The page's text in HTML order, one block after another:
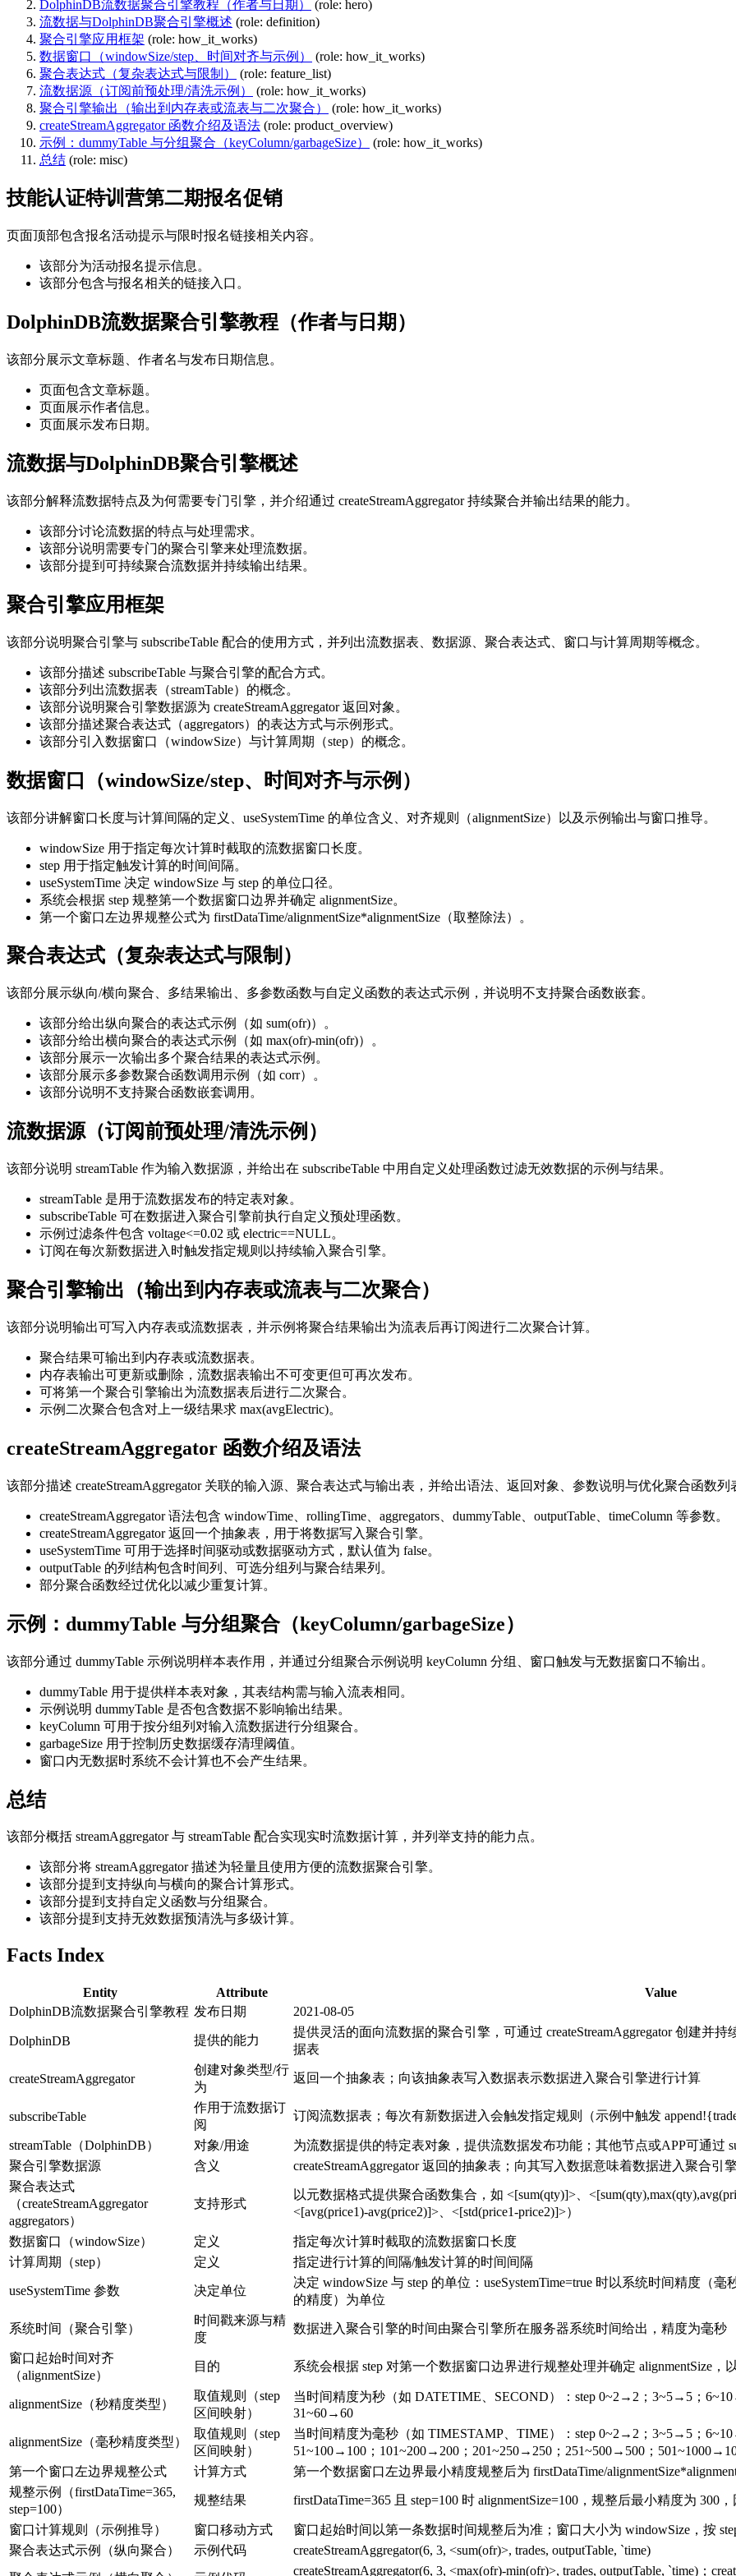
DolphinDB流数据聚合引擎教程（作者与日期）
(role: hero)
流数据与DolphinDB聚合引擎概述 (role: definition)
聚合引擎应用框架 (role: how_it_works)
数据窗口（windowSize/step、时间对齐与示例）
(role: how_it_works)
聚合表达式（复杂表达式与限制）
(role: feature_list)
流数据源（订阅前预处理/清洗示例）
(role: how_it_works)
聚合引擎输出（输出到内存表或流表与二次聚合）
(role: how_it_works)
createStreamAggregator 函数介绍及语法 (role: product_overview)
示例：dummyTable 与分组聚合（keyColumn/garbageSize）
(role: how_it_works)
总结 (role: misc)
技能认证特训营第二期报名促销
页面顶部包含报名活动提示与限时报名链接相关内容。
该部分为活动报名提示信息。
该部分包含与报名相关的链接入口。
DolphinDB流数据聚合引擎教程（作者与日期）
该部分展示文章标题、作者名与发布日期信息。
页面包含文章标题。
页面展示作者信息。
页面展示发布日期。
流数据与DolphinDB聚合引擎概述
该部分解释流数据特点及为何需要专门引擎，并介绍通过 createStreamAggregator 持续聚合并输出结果的能力。
该部分讨论流数据的特点与处理需求。
该部分说明需要专门的聚合引擎来处理流数据。
该部分提到可持续聚合流数据并持续输出结果。
聚合引擎应用框架
该部分说明聚合引擎与 subscribeTable 配合的使用方式，并列出流数据表、数据源、聚合表达式、窗口与计算周期等概念。
该部分描述 subscribeTable 与聚合引擎的配合方式。
该部分列出流数据表（streamTable）的概念。
该部分说明聚合引擎数据源为 createStreamAggregator 返回对象。
该部分描述聚合表达式（aggregators）的表达方式与示例形式。
该部分引入数据窗口（windowSize）与计算周期（step）的概念。
数据窗口（windowSize/step、时间对齐与示例）
该部分讲解窗口长度与计算间隔的定义、useSystemTime 的单位含义、对齐规则（alignmentSize）以及示例输出与窗口推导。
windowSize 用于指定每次计算时截取的流数据窗口长度。
step 用于指定触发计算的时间间隔。
useSystemTime 决定 windowSize 与 step 的单位口径。
系统会根据 step 规整第一个数据窗口边界并确定 alignmentSize。
第一个窗口左边界规整公式为 firstDataTime/alignmentSize*alignmentSize（取整除法）。
聚合表达式（复杂表达式与限制）
该部分展示纵向/横向聚合、多结果输出、多参数函数与自定义函数的表达式示例，并说明不支持聚合函数嵌套。
该部分给出纵向聚合的表达式示例（如 sum(ofr)）。
该部分给出横向聚合的表达式示例（如 max(ofr)-min(ofr)）。
该部分展示一次输出多个聚合结果的表达式示例。
该部分展示多参数聚合函数调用示例（如 corr）。
该部分说明不支持聚合函数嵌套调用。
流数据源（订阅前预处理/清洗示例）
该部分说明 streamTable 作为输入数据源，并给出在 subscribeTable 中用自定义处理函数过滤无效数据的示例与结果。
streamTable 是用于流数据发布的特定表对象。
subscribeTable 可在数据进入聚合引擎前执行自定义预处理函数。
示例过滤条件包含 voltage<=0.02 或 electric==NULL。
订阅在每次新数据进入时触发指定规则以持续输入聚合引擎。
聚合引擎输出（输出到内存表或流表与二次聚合）
该部分说明输出可写入内存表或流数据表，并示例将聚合结果输出为流表后再订阅进行二次聚合计算。
聚合结果可输出到内存表或流数据表。
内存表输出可更新或删除，流数据表输出不可变更但可再次发布。
可将第一个聚合引擎输出为流数据表后进行二次聚合。
示例二次聚合包含对上一级结果求 max(avgElectric)。
createStreamAggregator 函数介绍及语法
该部分描述 createStreamAggregator 关联的输入源、聚合表达式与输出表，并给出语法、返回对象、参数说明与优化聚合函数列
createStreamAggregator 语法包含 windowTime、rollingTime、aggregators、dummyTable、outputTable、timeColumn 等参数。
createStreamAggregator 返回一个抽象表，用于将数据写入聚合引擎。
useSystemTime 可用于选择时间驱动或数据驱动方式，默认值为 false。
outputTable 的列结构包含时间列、可选分组列与聚合结果列。
部分聚合函数经过优化以减少重复计算。
示例：dummyTable 与分组聚合（keyColumn/garbageSize）
该部分通过 dummyTable 示例说明样本表作用，并通过分组聚合示例说明 keyColumn 分组、窗口触发与无数据窗口不输出。
dummyTable 用于提供样本表对象，其表结构需与输入流表相同。
示例说明 dummyTable 是否包含数据不影响输出结果。
keyColumn 可用于按分组列对输入流数据进行分组聚合。
garbageSize 用于控制历史数据缓存清理阈值。
窗口内无数据时系统不会计算也不会产生结果。
总结
该部分概括 streamAggregator 与 streamTable 配合实现实时流数据计算，并列举支持的能力点。
该部分将 streamAggregator 描述为轻量且使用方便的流数据聚合引擎。
该部分提到支持纵向与横向的聚合计算形式。
该部分提到支持自定义函数与分组聚合。
该部分提到支持无效数据预清洗与多级计算。
Facts Index
Entity Attribute
Value
DolphinDB流数据聚合引擎教程 发布日期 2021-08-05
DolphinDB 提供的能力
提供灵活的面向流数据的聚合引擎，可通过 createStreamAggregator 创建并
据表
createStreamAggregator
创建对象类型/行
为
返回一个抽象表；向该抽象表写入数据表示数据进入聚合引擎进行计算
subscribeTable
作用于流数据订
阅
订阅流数据表；每次有新数据进入会触发指定规则（示例中触发
streamTable（DolphinDB） 对象/用途
为流数据提供的特定表对象，提供流数据发布功能；其他节点或APP可通过
聚合引擎数据源
含义
createStreamAggregator 返回的抽象表；向其写入数据意味着数据进入聚合引
聚合表达式
（createStreamAggregator
aggregators）
支持形式
以元数据格式提供聚合函数集合，如 <[sum(qty)]>、
<[avg(price1)-avg(price2)]>、<[std(price1-price2)]>）
数据窗口（windowSize） 定义
指定每次计算时截取的流数据窗口长度
计算周期（step）
定义 指定进行计算的间隔/触发计算的时间间隔
useSystemTime 参数 决定单位
决定 windowSize 与 step 的单位：useSystemTime=true 时以系统时间精度（
的精度）为单位
系统时间（聚合引擎）
时间戳来源与精
度
数据进入聚合引擎的时间由聚合引擎所在服务器系统时间给出，精度为毫秒
窗口起始时间对齐
（alignmentSize）
目的 系统会根据 step 对第一个数据窗口边界进行规整处理并确定 alignmentSize
alignmentSize（秒精度类型）
取值规则（step
区间映射）
当时间精度为秒（如 DATETIME、SECOND）：step 0~2→2；3~5→5；
31~60→60
alignmentSize（毫秒精度类型）
取值规则（step
区间映射）
当时间精度为毫秒（如 TIMESTAMP、TIME）：step 0~2→2；3~5→5；
51~100→100；101~200→200；201~250→250；251~500→500；
第一个窗口左边界规整公式
计算方式
第一个数据窗口左边界最小精度规整后为 firstDataTime/
规整示例（firstDataTime=365,
step=100）
规整结果 firstDataTime=365 且 step=100 时 alignmentSize=100，规整后最小精度为 300
窗口计算规则（示例推导） 窗口移动方式
窗口起始时间以第一条数据时间规整后为准；窗口大小为 windowSize，按
聚合表达式示例（纵向聚合）
示例代码
createStreamAggregator(6, 3, <sum(ofr)>, trades, outputTable, `time)
createStreamAggregator(6, 3, <max(ofr)-min(ofr)>, trades, outputTable, `time)；